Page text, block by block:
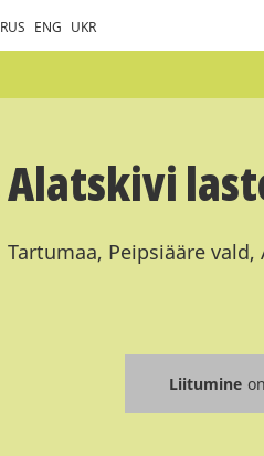
RUS ENG UKR
Alatskivi
Tartumaa, Peipsiääre
Liitumine